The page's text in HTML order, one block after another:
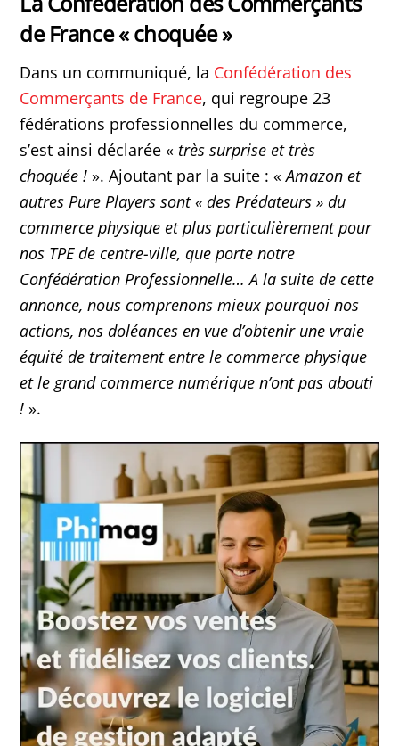
de France « choquée »
Dans un communiqué, la Confédération des
Commerçants de France, qui regroupe 23
fédérations professionnelles du commerce,
s’est ainsi déclarée « très surprise et très
choquée ! ». Ajoutant par la suite : « Amazon et
autres Pure Players sont « des Prédateurs » du
commerce physique et plus particulièrement pour
nos TPE de centre-ville, que porte notre
Confédération Professionnelle… A la suite de cette
annonce, nous comprenons mieux pourquoi nos
actions, nos doléances en vue d’obtenir une vraie
équité de traitement entre le commerce physique
et le grand commerce numérique n’ont pas abouti
! ».